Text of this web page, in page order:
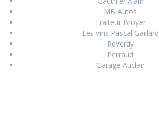
MB Autos
Traiteur Broyer
Les vins Pascal Gaillard
Reverdy
Perraud
Garage Auclair